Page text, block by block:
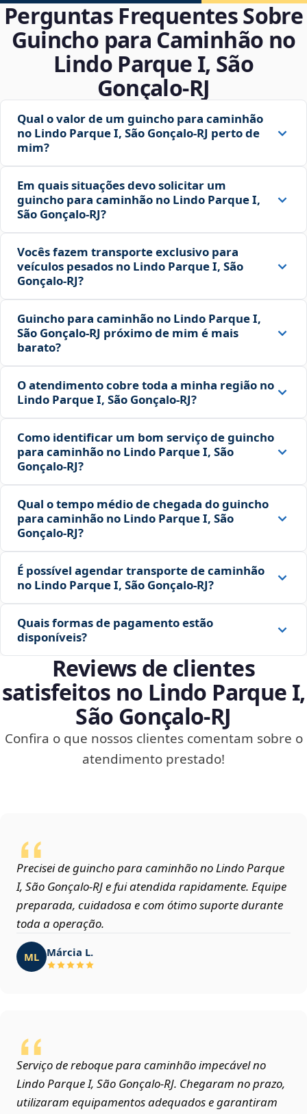
Perguntas Frequentes Sobre
Guincho para Caminhão no
Lindo Parque I, São
Gonçalo‑RJ
Qual o valor de um guincho para caminhão
no Lindo Parque I, São Gonçalo‑RJ perto de
mim?
Em quais situações devo solicitar um
guincho para caminhão no Lindo Parque I,
São Gonçalo‑RJ?
Vocês fazem transporte exclusivo para
veículos pesados no Lindo Parque I, São
Gonçalo‑RJ?
Guincho para caminhão no Lindo Parque I,
São Gonçalo‑RJ próximo de mim é mais
barato?
O atendimento cobre toda a minha região no
Lindo Parque I, São Gonçalo‑RJ?
Como identificar um bom serviço de guincho
para caminhão no Lindo Parque I, São
Gonçalo‑RJ?
Qual o tempo médio de chegada do guincho
para caminhão no Lindo Parque I, São
Gonçalo‑RJ?
É possível agendar transporte de caminhão
no Lindo Parque I, São Gonçalo‑RJ?
Quais formas de pagamento estão
disponíveis?
Reviews de clientes
satisfeitos no Lindo Parque I,
São Gonçalo‑RJ
Confira o que nossos clientes comentam sobre o
atendimento prestado!
Precisei de guincho para caminhão no Lindo Parque
I, São Gonçalo‑RJ e fui atendida rapidamente. Equipe
preparada, cuidadosa e com ótimo suporte durante
toda a operação.
ML Márcia L.
Serviço de reboque para caminhão impecável no
Lindo Parque I, São Gonçalo‑RJ. Chegaram no prazo,
utilizaram equipamentos adequados e garantiram